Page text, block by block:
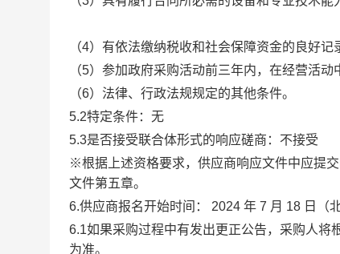
（4）有依法缴纳税收和社会保障资金的良好记
（5）参加政府采购活动前三年内，在经营活动
（6）法律、行政法规规定的其他条件。
5.2特定条件：无
5.3是否接受联合体形式的响应磋商：不接受
※根据上述资格要求，供应商响应文件中应提
文件第五章。
6.供应商报名开始时间：
2024 年 7 月 18 日（
6.1如果采购过程中有发出更正公告，采购人将
为准。